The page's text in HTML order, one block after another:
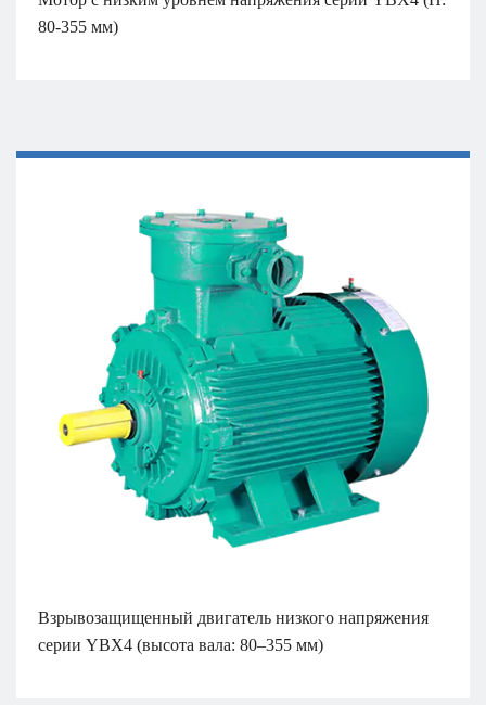
80-355 мм)
Взрывозащищенный двигатель низкого напряжения
серии YBX4 (высота вала: 80–355 мм)